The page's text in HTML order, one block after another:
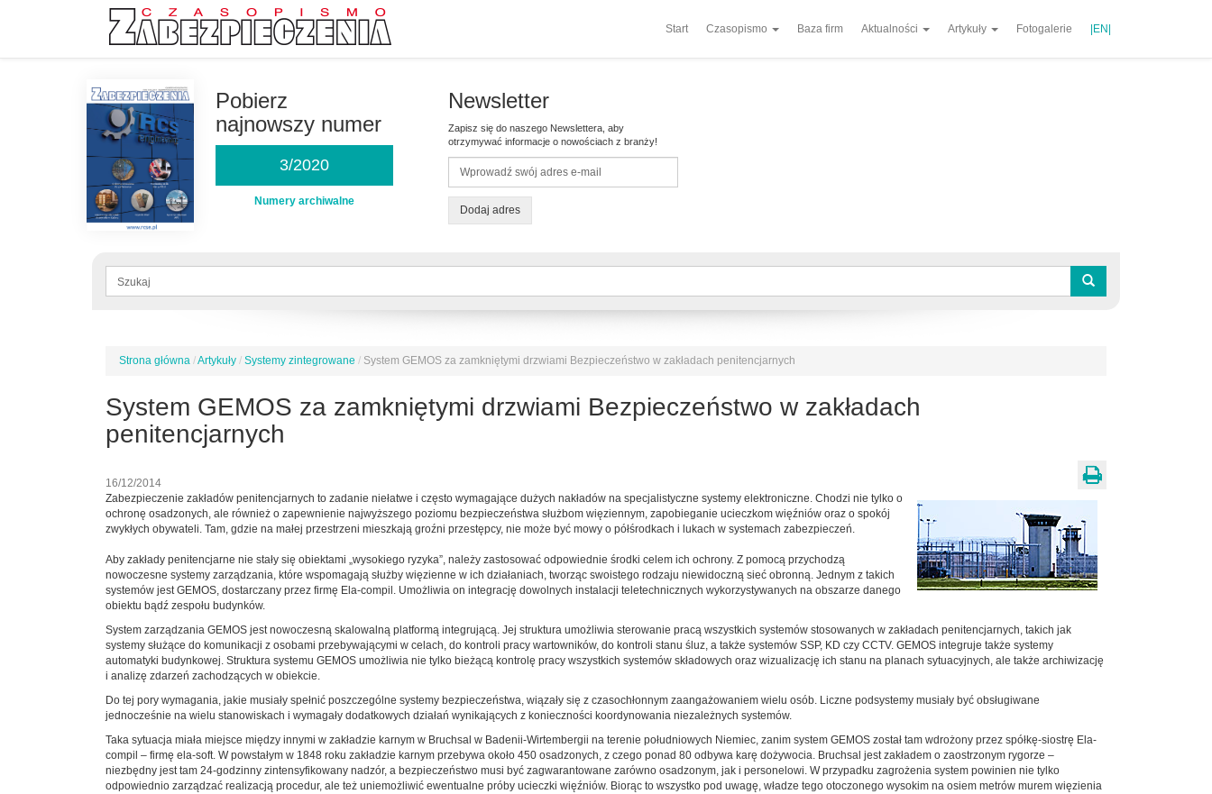
Start Czasopismo Baza firm Aktualności Artykuły Fotogalerie |EN|
Pobierz
najnowszy numer
3/2020
Numery archiwalne
Newsletter
Zapisz się do naszego Newslettera, aby
otrzymywać informacje o nowościach z branży!
Dodaj adres
Formularz
Jesteś
Strona główna /Artykuły / Systemy zintegrowane / System GEMOS za zamkniętymi drzwiami Bezpieczeństwo w zakładach penitencjarnych
System GEMOS za zamkniętymi drzwiami Bezpieczeństwo w zakładach
penitencjarnych
16/12/2014
Zabezpieczenie zakładów penitencjarnych to zadanie niełatwe i często wymagające dużych nakładów na specjalistyczne systemy elektroniczne. Chodzi nie tylko o
ochronę osadzonych, ale również o zapewnienie najwyższego poziomu bezpieczeństwa służbom więziennym, zapobieganie ucieczkom więźniów oraz o spokój
zwykłych obywateli. Tam, gdzie na małej przestrzeni mieszkają groźni przestępcy, nie może być mowy o półśrodkach i lukach w systemach zabezpieczeń.
Aby zakłady penitencjarne nie stały się obiektami „wysokiego ryzyka”, należy zastosować odpowiednie środki celem ich ochrony. Z pomocą przychodzą
nowoczesne systemy zarządzania, które wspomagają służby więzienne w ich działaniach, tworząc swoistego rodzaju niewidoczną sieć obronną. Jednym z takich
systemów jest GEMOS, dostarczany przez firmę Ela-compil. Umożliwia on integrację dowolnych instalacji teletechnicznych wykorzystywanych na obszarze danego
obiektu bądź zespołu budynków.
System zarządzania GEMOS jest nowoczesną skalowalną platformą integrującą. Jej struktura umożliwia sterowanie pracą wszystkich systemów stosowanych w zakładach penitencjarnych, takich jak
systemy służące do komunikacji z osobami przebywającymi w celach, do kontroli pracy wartowników, do kontroli stanu śluz, a także systemów SSP, KD czy CCTV. GEMOS integruje także systemy
automatyki budynkowej. Struktura systemu GEMOS umożliwia nie tylko bieżącą kontrolę pracy wszystkich systemów składowych oraz wizualizację ich stanu na planach sytuacyjnych, ale także archiwizację
i analizę zdarzeń zachodzących w obiekcie.
Do tej pory wymagania, jakie musiały spełnić poszczególne systemy bezpieczeństwa, wiązały się z czasochłonnym zaangażowaniem wielu osób. Liczne podsystemy musiały być obsługiwane
jednocześnie na wielu stanowiskach i wymagały dodatkowych działań wynikających z konieczności koordynowania niezależnych systemów.
Taka sytuacja miała miejsce między innymi w zakładzie karnym w Bruchsal w Badenii-Wirtembergii na terenie południowych Niemiec, zanim system GEMOS został tam wdrożony przez spółkę-siostrę Ela-
compil – firmę ela-soft. W powstałym w 1848 roku zakładzie karnym przebywa około 450 osadzonych, z czego ponad 80 odbywa karę dożywocia. Bruchsal jest zakładem o zaostrzonym rygorze –
niezbędny jest tam 24-godzinny zintensyfikowany nadzór, a bezpieczeństwo musi być zagwarantowane zarówno osadzonym, jak i personelowi. W przypadku zagrożenia system powinien nie tylko
odpowiednio zarządzać realizacją procedur, ale też uniemożliwić ewentualne próby ucieczki więźniów. Biorąc to wszystko pod uwagę, władze tego otoczonego wysokim na osiem metrów murem więzienia